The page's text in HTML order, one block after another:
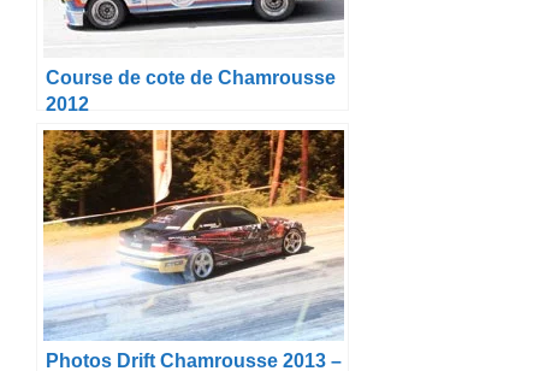
Course de cote de Chamrousse
2012
Photos Drift Chamrousse 2013 –